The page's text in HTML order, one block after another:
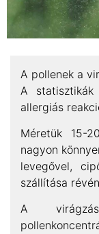
A pollenek a
A
allergiás
Méretük 15-
nagyon
levegővel,
szállítása
A